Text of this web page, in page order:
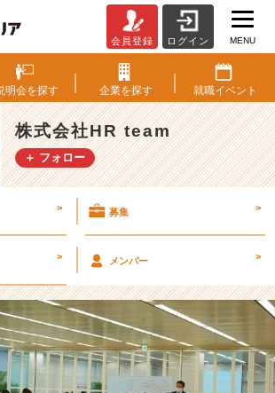
日
熱
気
の
あ
る
ス
式
社
H
R
会員登録 ログイン MENU
明会を探す 企業を探す 就職イベント
株式会社HR team
＋ フォロー
> 募集 >
> メンバー >